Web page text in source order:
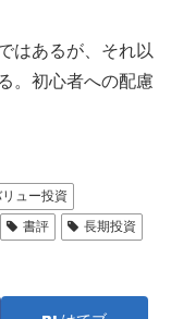
はあるが、それ以
。初心者への配慮
リュー投資
書評 長期投資